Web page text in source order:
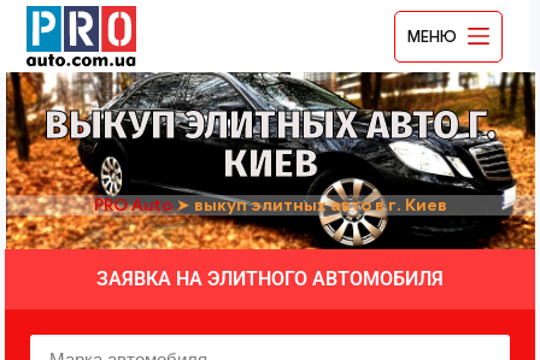
МЕНЮ
ВЫКУП ЭЛИТНЫХ АВТО Г.
КИЕВ
PRO Auto➤ выкуп элитных авто в г. Киев
ЗАЯВКА НА ЭЛИТНОГО АВТОМОБИЛЯ